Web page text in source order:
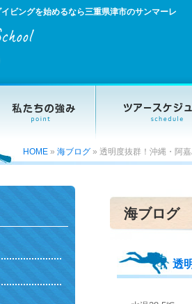
ビングを始めるなら三重県津市のサンマーレ
HOME » 海ブログ » 透明度抜群！沖縄・阿
海ブログ
透